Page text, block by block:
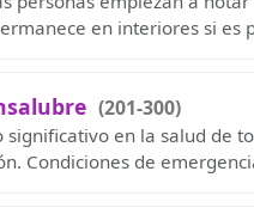
en interiores si es
(201-300)
significativo en la salud de
Condiciones de